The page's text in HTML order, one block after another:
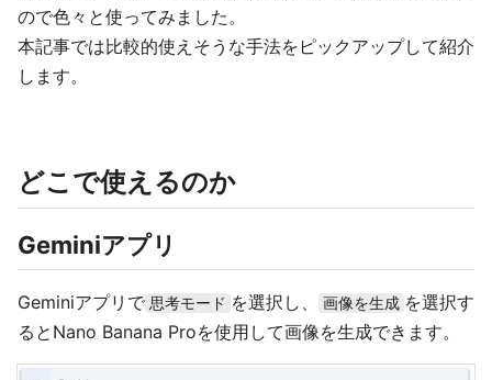
ので色々と使ってみました。
本記事では比較的使えそうな手法をピックアップして紹介
します。
どこで使えるのか
Geminiアプリ
Geminiアプリで 思考モード を選択し、 画像を生成 を選択す
るとNano Banana Proを使用して画像を生成できます。